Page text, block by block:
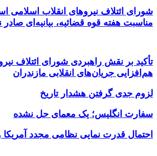
شورای ائتلاف نیروهای انقلاب اسلامی
مناسبت هفته قوه قضائیه، بیانیه‌ای صادر
تأکید بر نقش راهبردی شورای ائتلاف
هم‌افزایی جریان‌های انقلابی مازندران
لزوم جدی گرفتن هشدار تاریخ
سفارت انگلیس؛ یک معمای حل نشده
احتمال قدرت نمایی نظامی مجدد